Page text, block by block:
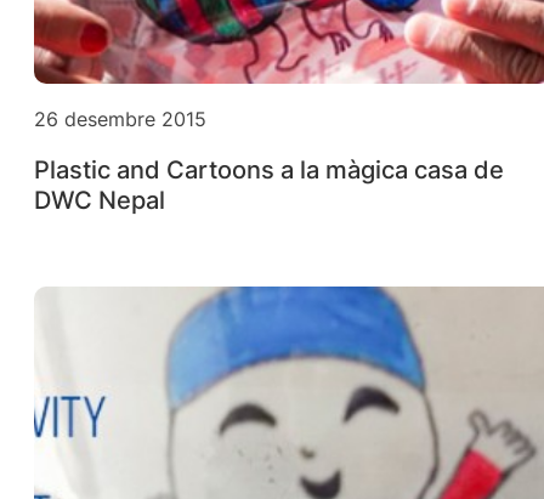
26 desembre 2015
Plastic and Cartoons a la màgica casa de
DWC Nepal